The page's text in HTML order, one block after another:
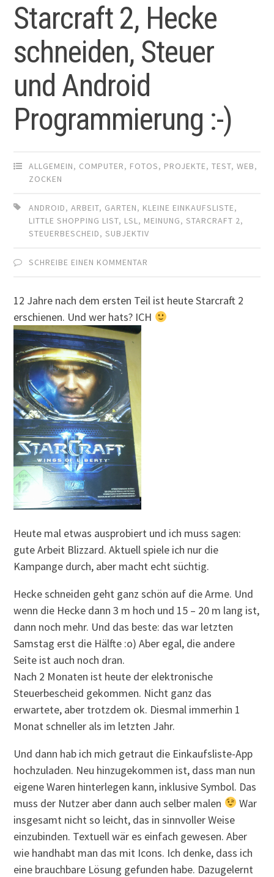
Starcraft 2, Hecke
schneiden, Steuer
und Android
Programmierung :-)
ALLGEMEIN, COMPUTER, FOTOS, PROJEKTE,TEST,WEB,
ZOCKEN
ANDROID,ARBEIT, GARTEN, KLEINE EINKAUFSLISTE,
LITTLE SHOPPING LIST, LSL, MEINUNG,STARCRAFT 2,
STEUERBESCHEID,SUBJEKTIV
SCHREIBE EINEN KOMMENTAR
12 Jahre nach dem ersten Teil ist heute Starcraft 2
erschienen. Und wer hats? ICH
Heute mal etwas ausprobiert und ich muss sagen:
gute Arbeit Blizzard. Aktuell spiele ich nur die
Kampange durch, aber macht echt süchtig.
Hecke schneiden geht ganz schön auf die Arme. Und
wenn die Hecke dann 3 m hoch und 15 – 20 m lang ist,
dann noch mehr. Und das beste: das war letzten
Samstag erst die Hälfte :o) Aber egal, die andere
Seite ist auch noch dran.
Nach 2 Monaten ist heute der elektronische
Steuerbescheid gekommen. Nicht ganz das
erwartete, aber trotzdem ok. Diesmal immerhin 1
Monat schneller als im letzten Jahr.
Und dann hab ich mich getraut die Einkaufsliste-App
hochzuladen. Neu hinzugekommen ist, dass man nun
eigene Waren hinterlegen kann, inklusive Symbol. Das
muss der Nutzer aber dann auch selber malen
War
insgesamt nicht so leicht, das in sinnvoller Weise
einzubinden. Textuell wär es einfach gewesen. Aber
wie handhabt man das mit Icons. Ich denke, dass ich
eine brauchbare Lösung gefunden habe. Dazugelernt